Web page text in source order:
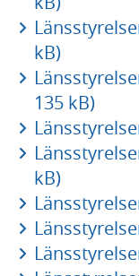
kB)
135 kB)
kB)